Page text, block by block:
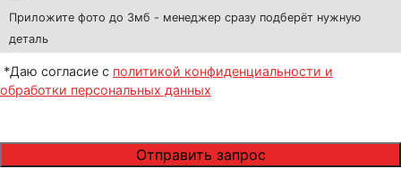
Приложите фото до 3мб - менеджер сразу подберёт нужную
деталь
*Даю согласие с политикой конфиденциальности и
обработки персональных данных